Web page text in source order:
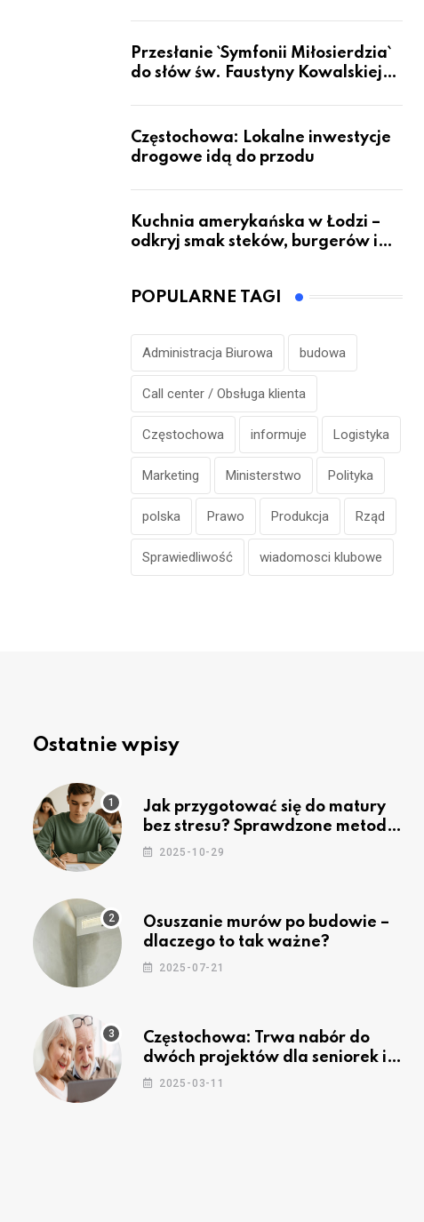
Przesłanie `Symfonii Miłosierdzia`
do słów św. Faustyny Kowalskiej
Częstochowa: Lokalne inwestycje
drogowe idą do przodu
Kuchnia amerykańska w Łodzi –
odkryj smak steków, burgerów i
POPULARNE TAGI
Administracja Biurowa budowa
Call center / Obsługa klienta
Częstochowa informuje Logistyka
Marketing Ministerstwo Polityka
polska Prawo Produkcja Rząd
Sprawiedliwość wiadomosci klubowe
Ostatnie wpisy
Jak przygotować się do matury
bez stresu? Sprawdzone metody
nauki z kursów w Częstochowie
2025-10-29
Osuszanie murów po budowie –
dlaczego to tak ważne?
2025-07-21
Częstochowa: Trwa nabór do
dwóch projektów dla seniorek i
seniorów
2025-03-11